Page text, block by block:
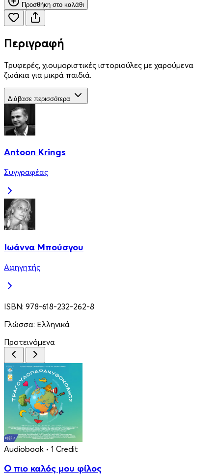
Προσθήκη στο καλάθι
Περιγραφή
Τρυφερές, χιουμοριστικές ιστοριούλες με χαρούμενα
ζωάκια για μικρά παιδιά.
Διάβασε περισσότερα
Antoon Krings
Συγγραφέας
Ιωάννα Μπούσγου
Αφηγητής
ISBN: 978-618-232-262-8
Γλώσσα: Ελληνικά
Προτεινόμενα
Audiobook • 1 Credit
Ο πιο καλός μου φίλος